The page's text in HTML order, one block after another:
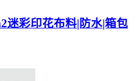
迷彩印花布料|防水|箱包